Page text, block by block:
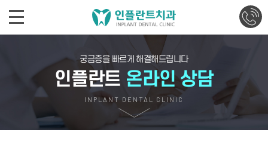
궁금증을 빠르게 해결해드립니다
인플란트 온라인 상담
INPLANT DENTAL CLINIC